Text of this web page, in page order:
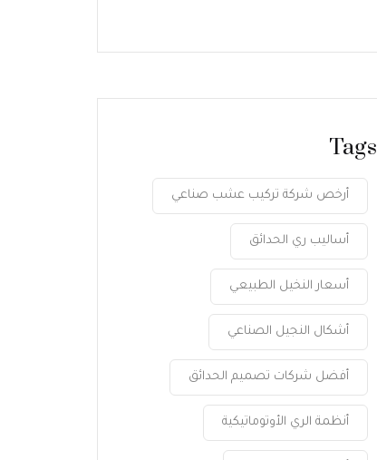
Tags
أرخص شركة تركيب عشب صناعي
أساليب ري الحدائق
أسعار النخيل الطبيعي
أشكال النجيل الصناعي
أفضل شركات تصميم الحدائق
أنظمة الري الأوتوماتيكية